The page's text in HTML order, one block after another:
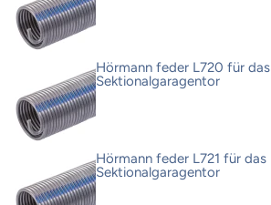
Hörmann feder L720 für das
Sektionalgaragentor
Hörmann feder L721 für das
Sektionalgaragentor